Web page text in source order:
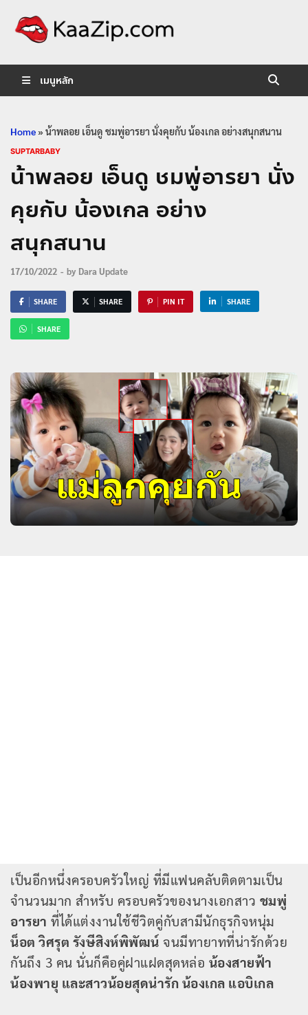
เมนูหลัก
Home»น้าพลอย เอ็นดู ชมพู่อารยา นั่งคุยกับ น้องเกล อย่างสนุกสนาน
SUPTARBABY
น้าพลอย เอ็นดู ชมพู่อารยา นั่ง
คุยกับ น้องเกล อย่าง
สนุกสนาน
17/10/2022 - by Dara Update
SHARE SHARE PIN IT SHARE
SHARE
เป็นอีกหนึ่งครอบครัวใหญ่ ที่มีแฟนคลับติดตามเป็น
จำนวนมาก สำหรับ ครอบครัวของนางเอกสาว ชมพู่
อารยา ที่ได้แต่งงานใช้ชีวิตคู่กับสามีนักธุรกิจหนุ่ม
น็อต วิศรุต รังษีสิงห์พิพัฒน์ จนมีทายาทที่น่ารักด้วย
กันถึง 3 คน นั่นก็คือคู่ฝาแฝดสุดหล่อ น้องสายฟ้า
น้องพายุ และสาวน้อยสุดน่ารัก น้องเกล แอบิเกล